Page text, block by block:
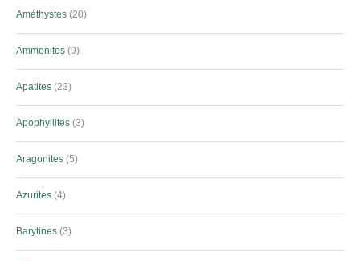
Améthystes 20
Ammonites 9
Apatites 23
Apophyllites 3
Aragonites 5
Azurites 4
Barytines 3